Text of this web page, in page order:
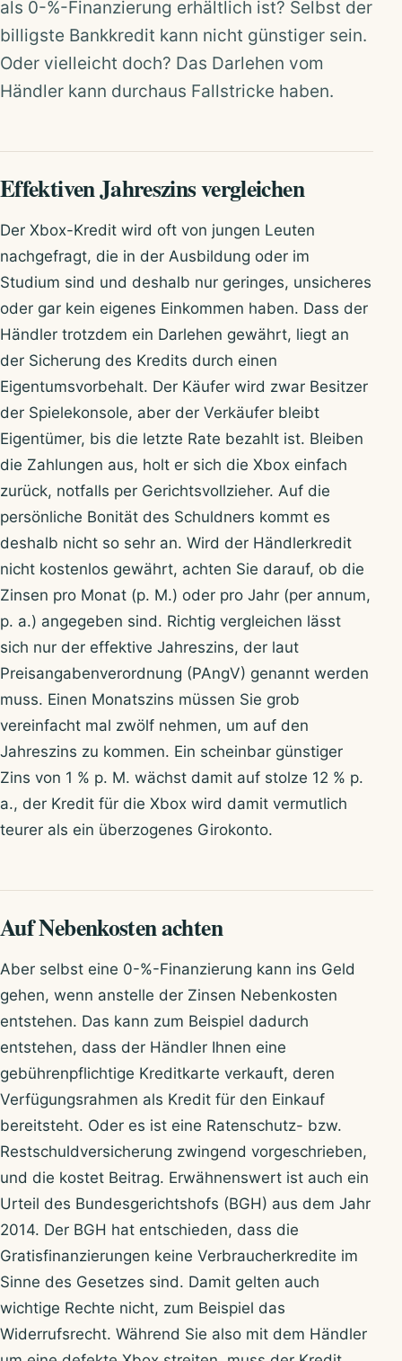
als 0-%-Finanzierung erhältlich ist? Selbst der
billigste Bankkredit kann nicht günstiger sein.
Oder vielleicht doch? Das Darlehen vom
Händler kann durchaus Fallstricke haben.
Effektiven Jahreszins vergleichen
Der Xbox-Kredit wird oft von jungen Leuten
nachgefragt, die in der Ausbildung oder im
Studium sind und deshalb nur geringes, unsicheres
oder gar kein eigenes Einkommen haben. Dass der
Händler trotzdem ein Darlehen gewährt, liegt an
der Sicherung des Kredits durch einen
Eigentumsvorbehalt. Der Käufer wird zwar Besitzer
der Spielekonsole, aber der Verkäufer bleibt
Eigentümer, bis die letzte Rate bezahlt ist. Bleiben
die Zahlungen aus, holt er sich die Xbox einfach
zurück, notfalls per Gerichtsvollzieher. Auf die
persönliche Bonität des Schuldners kommt es
deshalb nicht so sehr an. Wird der Händlerkredit
nicht kostenlos gewährt, achten Sie darauf, ob die
Zinsen pro Monat (p. M.) oder pro Jahr (per annum,
p. a.) angegeben sind. Richtig vergleichen lässt
sich nur der effektive Jahreszins, der laut
Preisangabenverordnung (PAngV) genannt werden
muss. Einen Monatszins müssen Sie grob
vereinfacht mal zwölf nehmen, um auf den
Jahreszins zu kommen. Ein scheinbar günstiger
Zins von 1 % p. M. wächst damit auf stolze 12 % p.
a., der Kredit für die Xbox wird damit vermutlich
teurer als ein überzogenes Girokonto.
Auf Nebenkosten achten
Aber selbst eine 0-%-Finanzierung kann ins Geld
gehen, wenn anstelle der Zinsen Nebenkosten
entstehen. Das kann zum Beispiel dadurch
entstehen, dass der Händler Ihnen eine
gebührenpflichtige Kreditkarte verkauft, deren
Verfügungsrahmen als Kredit für den Einkauf
bereitsteht. Oder es ist eine Ratenschutz- bzw.
Restschuldversicherung zwingend vorgeschrieben,
und die kostet Beitrag. Erwähnenswert ist auch ein
Urteil des Bundesgerichtshofs (BGH) aus dem Jahr
2014. Der BGH hat entschieden, dass die
Gratisfinanzierungen keine Verbraucherkredite im
Sinne des Gesetzes sind. Damit gelten auch
wichtige Rechte nicht, zum Beispiel das
Widerrufsrecht. Während Sie also mit dem Händler